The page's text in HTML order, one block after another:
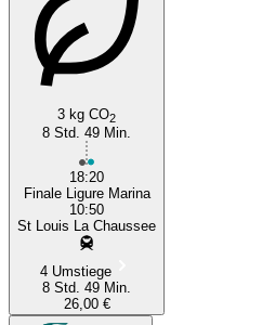
3 kg CO2
8 Std. 49 Min.
18:20
Finale Ligure Marina
10:50
St Louis La Chaussee
4 Umstiege
8 Std. 49 Min.
26,00 €